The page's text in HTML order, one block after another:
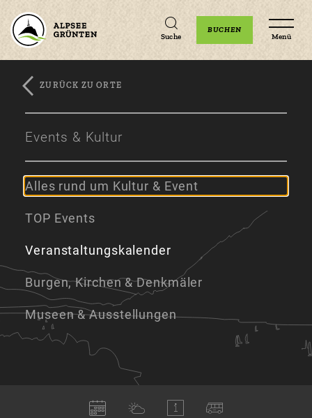
Zum
Zur
Zum
Suche
BUCHEN
Menü
ZURÜCK ZU ORTE
Events & Kultur
Alles rund um Kultur & Event
TOP Events
Veranstaltungskalender
Burgen, Kirchen & Denkmäler
Museen & Ausstellungen
Unterkünfte Veranstaltungen